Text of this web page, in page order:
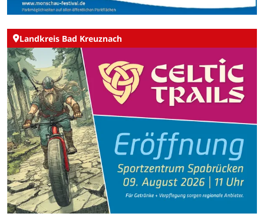
Landkreis Bad Kreuznach